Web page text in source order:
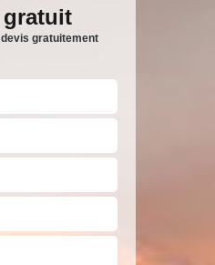
gratuit
gratuitement